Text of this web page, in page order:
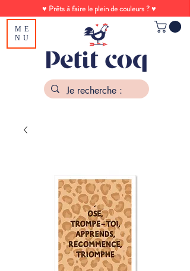
♥ Prêts à faire le plein de couleurs ? ♥
ME
NU